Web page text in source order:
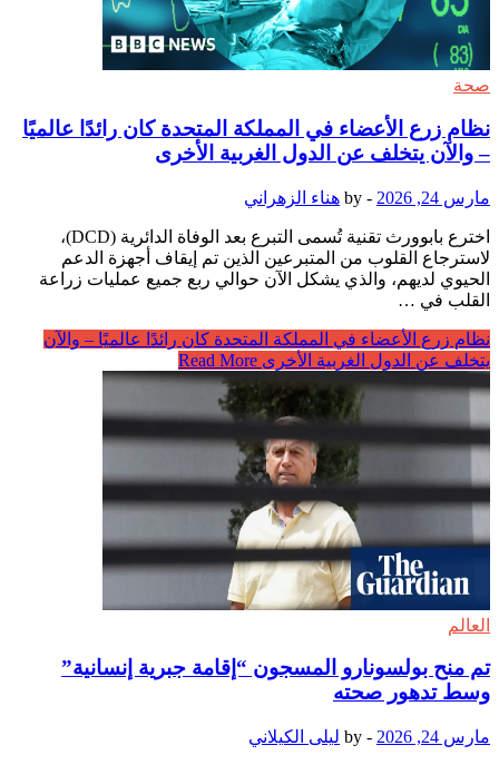
صحة
نظام زرع الأعضاء في المملكة المتحدة كان رائدًا عالميًا
– والآن يتخلف عن الدول الغربية الأخرى
مارس 24, 2026 -
by هناء الزهراني
اخترع بابوورث تقنية تُسمى التبرع بعد الوفاة الدائرية (DCD)،
لاسترجاع القلوب من المتبرعين الذين تم إيقاف أجهزة الدعم
الحيوي لديهم، والذي يشكل الآن حوالي ربع جميع عمليات زراعة
القلب في …
نظام زرع الأعضاء في المملكة المتحدة كان رائدًا عالميًا – والآن
يتخلف عن الدول الغربية الأخرى
العالم
تم منح بولسونارو المسجون “إقامة جبرية إنسانية”
وسط تدهور صحته
مارس 24, 2026 -
by ليلى الكيلاني